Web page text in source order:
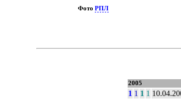
ФотоРПЛ
2005
1 1 1 1